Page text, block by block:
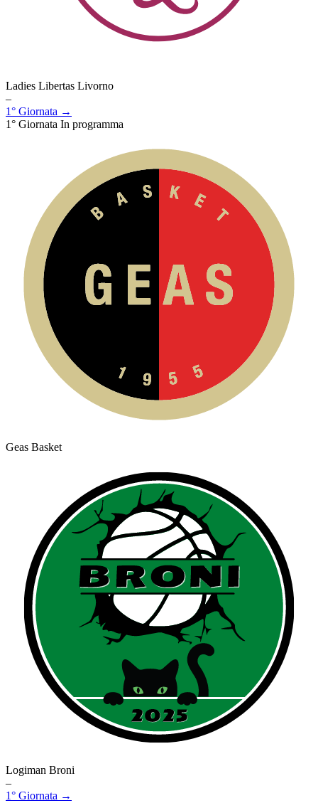
Ladies Libertas Livorno
–
1° Giornata →
1° Giornata In programma
Geas Basket
Logiman Broni
–
1° Giornata →